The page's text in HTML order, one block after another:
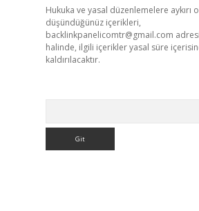
Hukuka ve yasal düzenlemelere aykırı
düşündüğünüz içerikleri,
backlinkpanelicomtr@gmail.com
halinde, ilgili içerikler yasal süre
kaldırılacaktır.